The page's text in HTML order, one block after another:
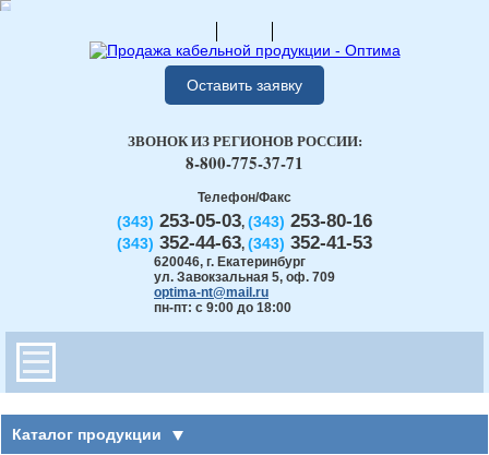
Оставить заявку
Телефон/Факс
(343) 253-05-03, (343) 253-80-16
(343) 352-44-63, (343) 352-41-53
620046, г. Екатеринбург
ул. Завокзальная 5, оф. 709
optima-nt@mail.ru
пн-пт: с 9:00 до 18:00
ЗВОНОК ИЗ РЕГИОНОВ РОССИИ:
8-800-775-37-71
Каталог продукции